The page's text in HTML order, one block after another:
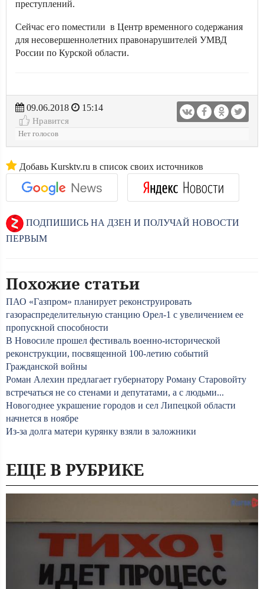
преступлений.
Сейчас его поместили в Центр временного содержания
для несовершеннолетних правонарушителей УМВД
России по Курской области.
09.06.2018
15:14
Нравится
Нет голосов
Добавь Kursktv.ru в список своих источников
ПОДПИШИСЬ НА ДЗЕН И ПОЛУЧАЙ НОВОСТИ
ПЕРВЫМ
Похожие статьи
ПАО «Газпром» планирует реконструировать
газораспределительную станцию Орел-1 с увеличением ее
пропускной способности
В Новосиле прошел фестиваль военно-исторической
реконструкции, посвященной 100-летию событий
Гражданской войны
Роман Алехин предлагает губернатору Роману Старовойту
встречаться не со стенами и депутатами, а с людьми...
Новогоднее украшение городов и сел Липецкой области
начнется в ноябре
Из-за долга матери курянку взяли в заложники
ЕЩЕ В РУБРИКЕ